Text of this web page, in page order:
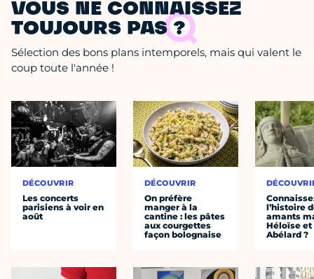
VOUS NE CONNAISSEZ
TOUJOURS PAS ?
Sélection des bons plans intemporels, mais qui valent le
coup toute l'année !
DÉCOUVRIR
Les concerts
parisiens à voir en
août
DÉCOUVRIR
On préfère
manger à la
cantine : les pâtes
aux courgettes
façon bolognaise
l’histoire
amants
Héloïse et
Abélard ?